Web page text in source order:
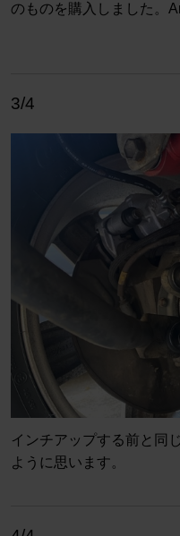
のものを購入しました。
3/4
インチアップする前と同
ように思います。